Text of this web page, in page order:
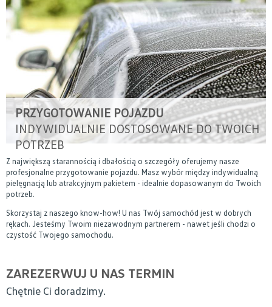
PRZYGOTOWANIE POJAZDU
INDYWIDUALNIE DOSTOSOWANE DO TWOICH
POTRZEB
Z największą starannością i dbałością o szczegóły oferujemy nasze
profesjonalne przygotowanie pojazdu. Masz wybór między indywidualną
pielęgnacją lub atrakcyjnym pakietem - idealnie dopasowanym do Twoich
potrzeb.
Skorzystaj z naszego know-how! U nas Twój samochód jest w dobrych
rękach. Jesteśmy Twoim niezawodnym partnerem - nawet jeśli chodzi o
czystość Twojego samochodu.
ZAREZERWUJ U NAS TERMIN
Chętnie Ci doradzimy.